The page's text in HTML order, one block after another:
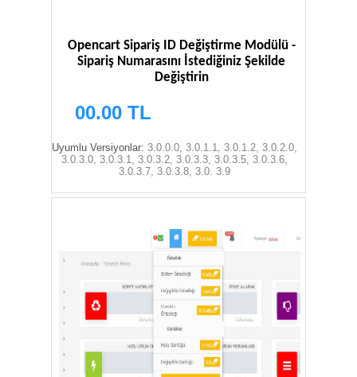
Opencart Sipariş ID Değiştirme Modülü -
Sipariş Numarasını İstediğiniz Şekilde
Değiştirin
00.00 TL
Uyumlu Versiyonlar: 3.0.0.0, 3.0.1.1, 3.0.1.2, 3.0.2.0,
3.0.3.0, 3.0.3.1, 3.0.3.2, 3.0.3.3, 3.0.3.5, 3.0.3.6,
3.0.3.7, 3.0.3.8, 3.0. 3.9